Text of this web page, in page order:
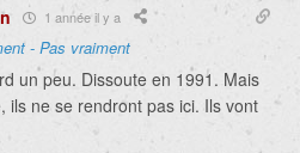
1 année il y a
- Pas vraiment
un peu. Dissoute en 1991. Mais
ils ne se rendront pas ici. Ils vont